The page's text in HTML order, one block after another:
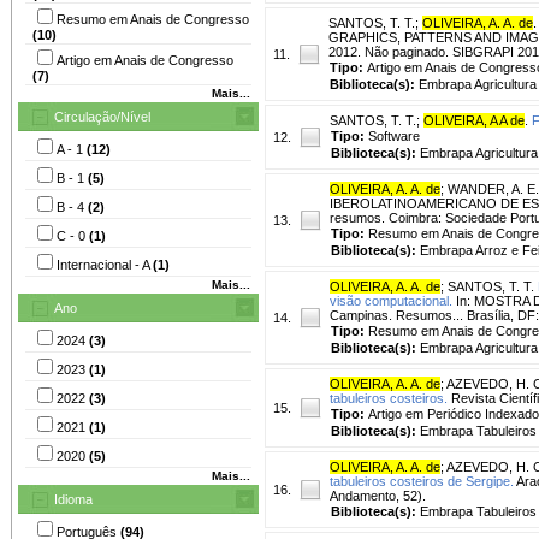
Resumo em Anais de Congresso
(10)
Artigo em Anais de Congresso
(7)
Mais...
Circulação/Nível
A - 1 (12)
B - 1 (5)
B - 4 (2)
C - 0 (1)
Internacional - A(1)
Mais...
Ano
2024 (3)
2023 (1)
2022 (3)
2021 (1)
2020 (5)
Mais...
Idioma
Português (94)
11.
SANTOS, T. T. ; OLIVEIRA, A. A. de
GRAPHICS, PATTERNS AND
2012. Não paginado. SIBGRAPI
Tipo: Artigo em Anais de
Biblioteca(s): Embrapa Agricultura
12.
SANTOS, T. T. ; OLIVEIRA, A A de
Tipo: Software
Biblioteca(s): Embrapa
13.
OLIVEIRA, A. A. de; WANDER, A. E.
IBEROLATINOAMERICANO DE
resumos. Coimbra: Sociedade
Tipo: Resumo em Anais de
Biblioteca(s): Embrapa Arroz e
14.
OLIVEIRA, A. A. de; SANTOS, T. T.
visão computacional. In: MOSTRA
Campinas. Resumos... Brasília,
Tipo: Resumo em Anais de
Biblioteca(s): Embrapa
15.
OLIVEIRA, A. A. de; AZEVEDO, H.
tabuleiros costeiros. Revista
Tipo: Artigo em Periódico Indexado
Biblioteca(s): Embrapa
16.
OLIVEIRA, A. A. de; AZEVEDO, H.
tabuleiros costeiros de Sergipe.
Andamento, 52).
Biblioteca(s): Embrapa